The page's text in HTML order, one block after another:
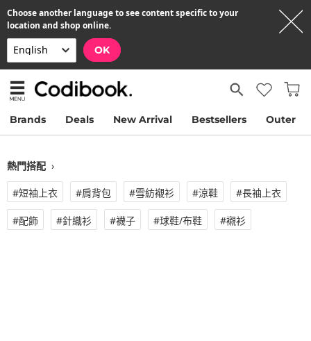
Choose another language to see content specific to your
location and shop online.
OK
Brands Deals New Arrival Bestsellers Outer
熱門搭配 ›
#短袖上衣 #肩背包 #雪紡襯衫 #涼鞋 #長袖上衣
#配飾 #針織衫 #襪子 #球鞋/布鞋 #襯衫